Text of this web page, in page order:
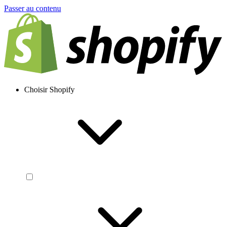
Passer au contenu
Choisir Shopify